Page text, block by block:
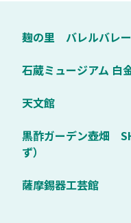
麹の里 バレルバレー
石蔵ミュージアム 白
天文館
黒酢ガーデン壺畑
ず）
薩摩錫器工芸館